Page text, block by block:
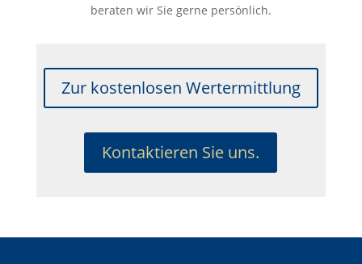
beraten wir Sie gerne persönlich.
Zur kostenlosen Wertermittlung
Kontaktieren Sie uns.